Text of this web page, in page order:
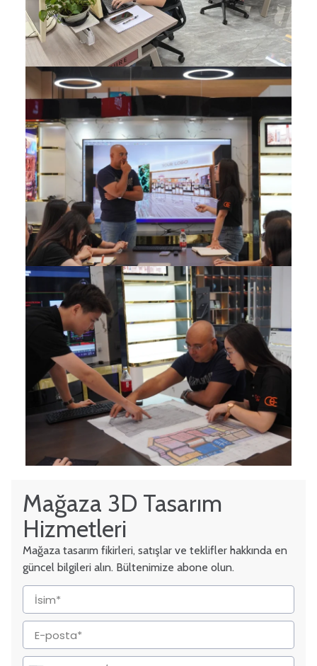
Mağaza 3D Tasarım
Hizmetleri
Mağaza tasarım fikirleri, satışlar ve teklifler hakkında en
güncel bilgileri alın. Bültenimize abone olun.